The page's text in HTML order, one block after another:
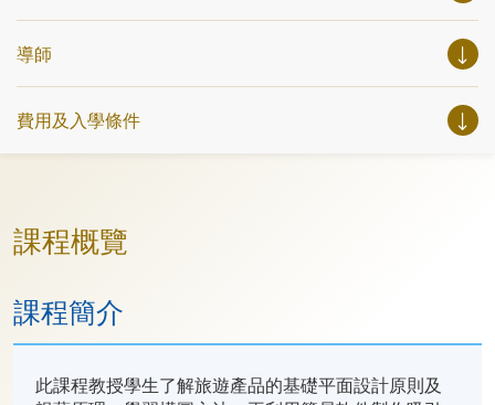
導師
費用及入學條件
課程概覽
課程簡介
此課程教授學生了解旅遊產品的基礎平面設計原則及